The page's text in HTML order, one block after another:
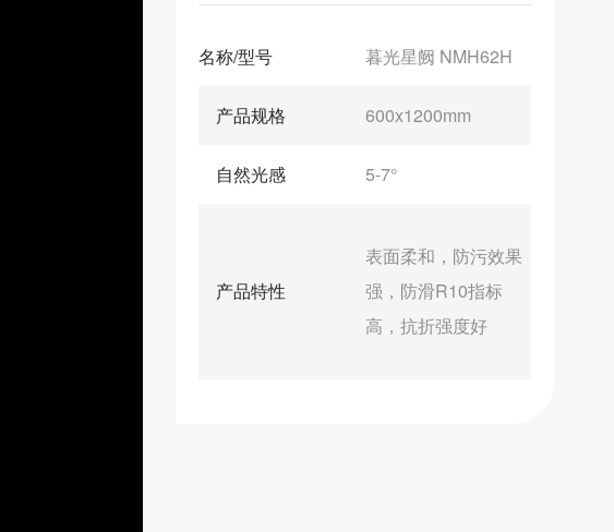
名称/型号 暮光星阙 NMH62H
产品规格 600x1200mm
自然光感 5-7°
产品特性
表面柔和，防污效果
强，防滑R10指标
高，抗折强度好